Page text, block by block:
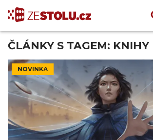
ČLÁNKY S TAGEM: KNIHY
NOVINKA